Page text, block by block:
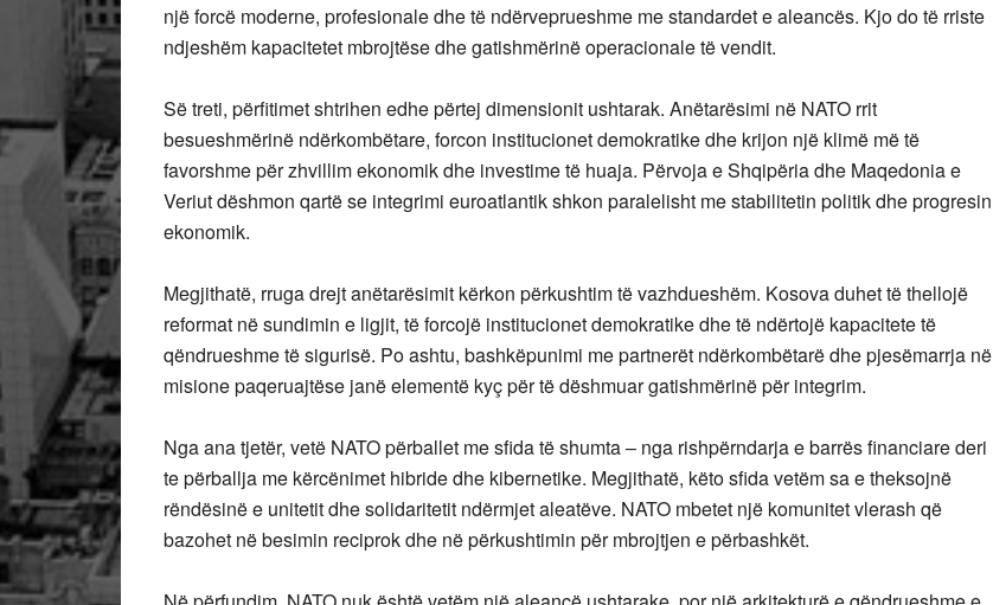
një forcë moderne, profesionale dhe të ndërveprueshme me standardet e aleancës. Kjo do të rriste
ndjeshëm kapacitetet mbrojtëse dhe gatishmërinë operacionale të vendit.
Së treti, përfitimet shtrihen edhe përtej dimensionit ushtarak. Anëtarësimi në NATO rrit
besueshmërinë ndërkombëtare, forcon institucionet demokratike dhe krijon një klimë më të
favorshme për zhvillim ekonomik dhe investime të huaja. Përvoja e Shqipëria dhe Maqedonia e
Veriut dëshmon qartë se integrimi euroatlantik shkon paralelisht me stabilitetin politik dhe progresin
ekonomik.
Megjithatë, rruga drejt anëtarësimit kërkon përkushtim të vazhdueshëm. Kosova duhet të thellojë
reformat në sundimin e ligjit, të forcojë institucionet demokratike dhe të ndërtojë kapacitete të
qëndrueshme të sigurisë. Po ashtu, bashkëpunimi me partnerët ndërkombëtarë dhe pjesëmarrja në
misione paqeruajtëse janë elementë kyç për të dëshmuar gatishmërinë për integrim.
Nga ana tjetër, vetë NATO përballet me sfida të shumta – nga rishpërndarja e barrës financiare deri
te përballja me kërcënimet hibride dhe kibernetike. Megjithatë, këto sfida vetëm sa e theksojnë
rëndësinë e unitetit dhe solidaritetit ndërmjet aleatëve. NATO mbetet një komunitet vlerash që
bazohet në besimin reciprok dhe në përkushtimin për mbrojtjen e përbashkët.